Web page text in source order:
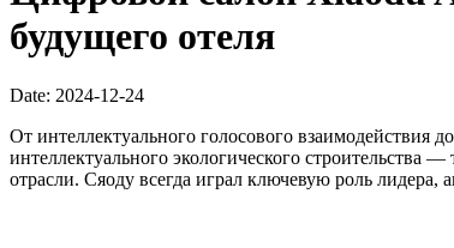
будущего отеля
Date: 2024-12-24
От интеллектуального голосового
интеллектуального экологического
отрасли. Сяоду всегда играл ключевую роль лидера,